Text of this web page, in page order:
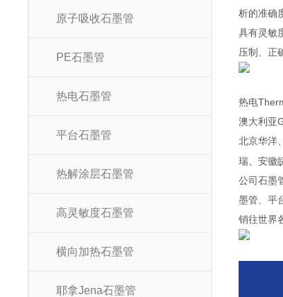
原子吸收石墨管
PE石墨管
热电石墨管
平台石墨管
热解涂层石墨管
高灵敏度石墨管
横向加热石墨管
耶拿Jena石墨管
析的准确
具有灵敏
压制、正
热电
澳大利亚
北京华洋
瑞、安徽
公司石墨
墨管、平
销往世界